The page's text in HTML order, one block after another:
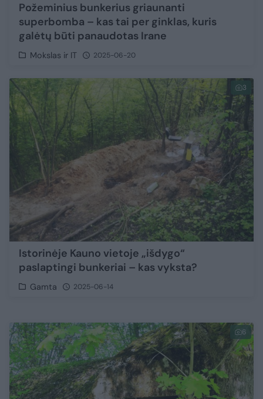
Požeminius bunkerius griaunanti
superbomba – kas tai per ginklas, kuris
galėtų būti panaudotas Irane
Mokslas ir IT 2025-06-20
3
Istorinėje Kauno vietoje „išdygo“
paslaptingi bunkeriai – kas vyksta?
Gamta 2025-06-14
6